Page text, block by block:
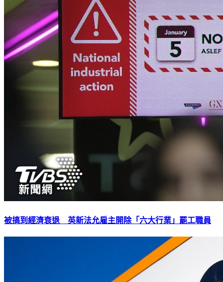
被搞到經濟衰退 英新法允雇主開除「六大行業」罷工職員